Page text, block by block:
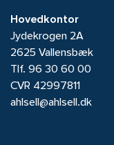
Hovedkontor
Jydekrogen 2A
2625 Vallensbæk
Tlf. 96 30 60 00
CVR 42997811
ahlsell@ahlsell.dk